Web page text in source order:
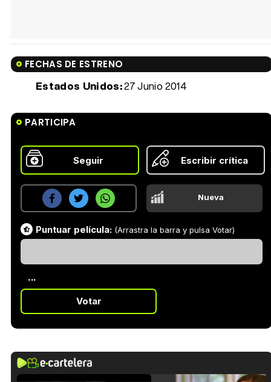
FECHAS DE ESTRENO
Estados Unidos:27 Junio 2014
PARTICIPA
Seguir Escribir crítica
Nueva
Puntuar película: (Arrastra la barra y pulsa Votar)
...
Votar